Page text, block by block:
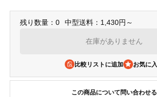
残り数量：0 中型送料：1,430円～
在庫がありません
比較リストに追加
この商品について問い合わせる